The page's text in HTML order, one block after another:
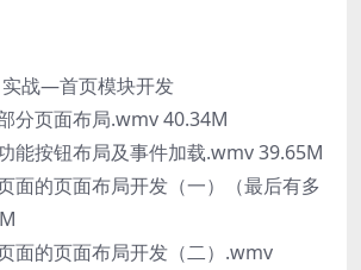
战—首页模块开发
分页面布局.wmv 40.34M
能按钮布局及事件加载.wmv 39.65M
面的页面布局开发（一）（最后有多
面的页面布局开发（二）.wmv